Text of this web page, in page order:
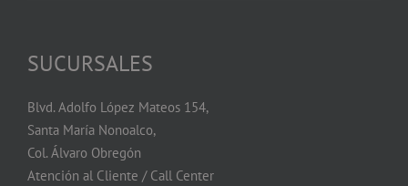
SUCURSALES
Blvd. Adolfo López Mateos 154,
Santa María Nonoalco,
Col. Álvaro Obregón
Atención al Cliente / Call Center